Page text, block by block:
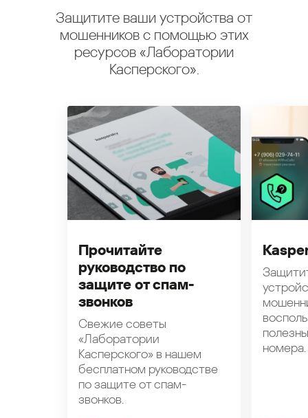
Защитите ваши устройства от
мошенников с помощью этих
ресурсов «Лаборатории
Касперского».
Прочитайте
руководство по
защите от спам-
звонков
Свежие советы
«Лаборатории
Касперского» в нашем
бесплатном руководстве
по защите от спам-
звонков.
номера.